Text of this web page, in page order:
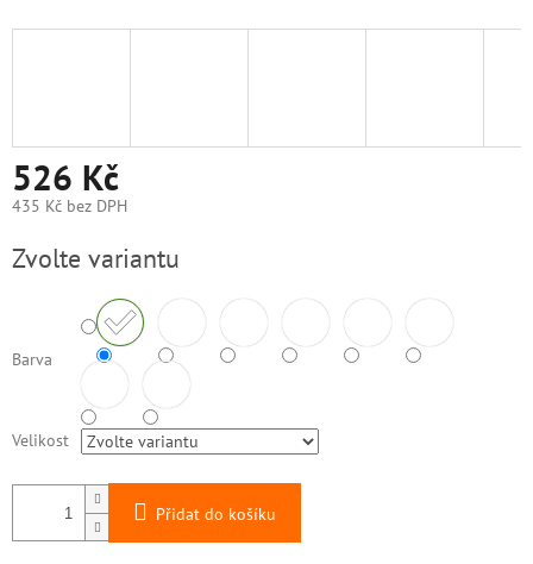
526 Kč
435 Kč bez DPH
cena:
Zvolte variantu
Barva
Velikost
Přidat do košíku